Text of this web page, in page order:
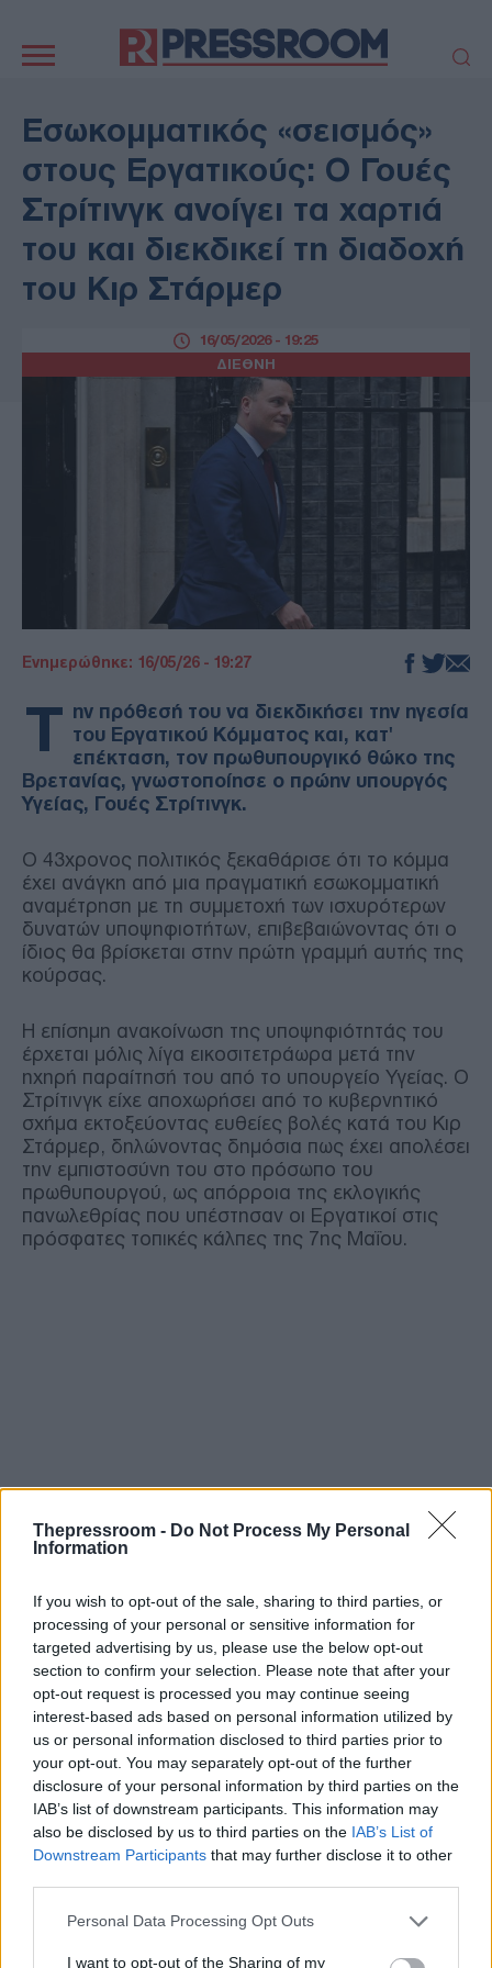
Thepressroom - Do Not Process My Personal
Information
If you wish to opt-out of the sale, sharing to third parties, or
processing of your personal or sensitive information for
targeted advertising by us, please use the below opt-out
section to confirm your selection. Please note that after your
opt-out request is processed you may continue seeing
interest-based ads based on personal information utilized by
us or personal information disclosed to third parties prior to
your opt-out. You may separately opt-out of the further
disclosure of your personal information by third parties on the
IAB’s list of downstream participants. This information may
also be disclosed by us to third parties on the IAB’s List of
Downstream Participants that may further disclose it to other
Please note that this website/app uses one or more Google
not limited to your visit or usage behaviour. You may click to
Personal Data Processing Opt Outs
I want to opt-out of the Sharing of my
πλοήγηση
ΠΟΛΙΤΙΚΗ
ΕΛΛΑΔΑ
ΕΚΚΛΗΣΙΑ
ΑΜΥΝΑ
ΔΙΕΘΝΗ
ΚΥΠΡΟΣ
MEDIA
LIFESTYLE
SPORTS
ΑΥΤΟΔΙΟΙΚΗΣΗ
ΤΕΧΝΟΛΟΓΙΑ
ΠΑΡΑΞΕΝΑ
ΖΩΔΙΑ
Εσωκομματικός «σεισμός»
στους Εργατικούς: Ο Γουές
Στρίτινγκ ανοίγει τα χαρτιά
του και διεκδικεί τη διαδοχή
του Κιρ Στάρμερ
ΔΙΕΘΝΗ
16/05/2026 - 19:25
Ενημερώθηκε: 16/05/26 - 19:27
Τ ην πρόθεσή του να διεκδικήσει την ηγεσία
του Εργατικού Κόμματος και, κατ'
επέκταση, τον πρωθυπουργικό θώκο της
Βρετανίας, γνωστοποίησε ο πρώην υπουργός
Υγείας, Γουές Στρίτινγκ.
Ο 43χρονος πολιτικός ξεκαθάρισε ότι το κόμμα
έχει ανάγκη από μια πραγματική εσωκομματική
αναμέτρηση με τη συμμετοχή των ισχυρότερων
δυνατών υποψηφιοτήτων, επιβεβαιώνοντας ότι ο
ίδιος θα βρίσκεται στην πρώτη γραμμή αυτής της
κούρσας.
Η επίσημη ανακοίνωση της υποψηφιότητάς του
έρχεται μόλις λίγα εικοσιτετράωρα μετά την
ηχηρή παραίτησή του από το υπουργείο Υγείας. Ο
Στρίτινγκ είχε αποχωρήσει από το κυβερνητικό
σχήμα εκτοξεύοντας ευθείες βολές κατά του Κιρ
Στάρμερ, δηλώνοντας δημόσια πως έχει απολέσει
την εμπιστοσύνη του στο πρόσωπο του
πρωθυπουργού, ως απόρροια της εκλογικής
πανωλεθρίας που υπέστησαν οι Εργατικοί στις
πρόσφατες τοπικές κάλπες της 7ης Μαΐου.